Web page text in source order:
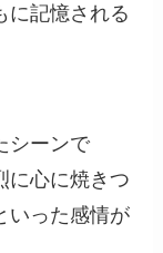
に記憶される
シーンで
に心に焼きつ
いった感情が